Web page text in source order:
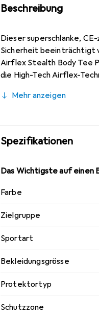
Beschreibung
Dieser superschlanke,
Sicherheit beeinträchtigt
Airflex Stealth Body Tee
die High-Tech Airflex-
Mehr anzeigen
Spezifikationen
Das Wichtigste auf einen
Farbe
Zielgruppe
Sportart
Bekleidungsgrösse
Protektortyp
Schutzzone